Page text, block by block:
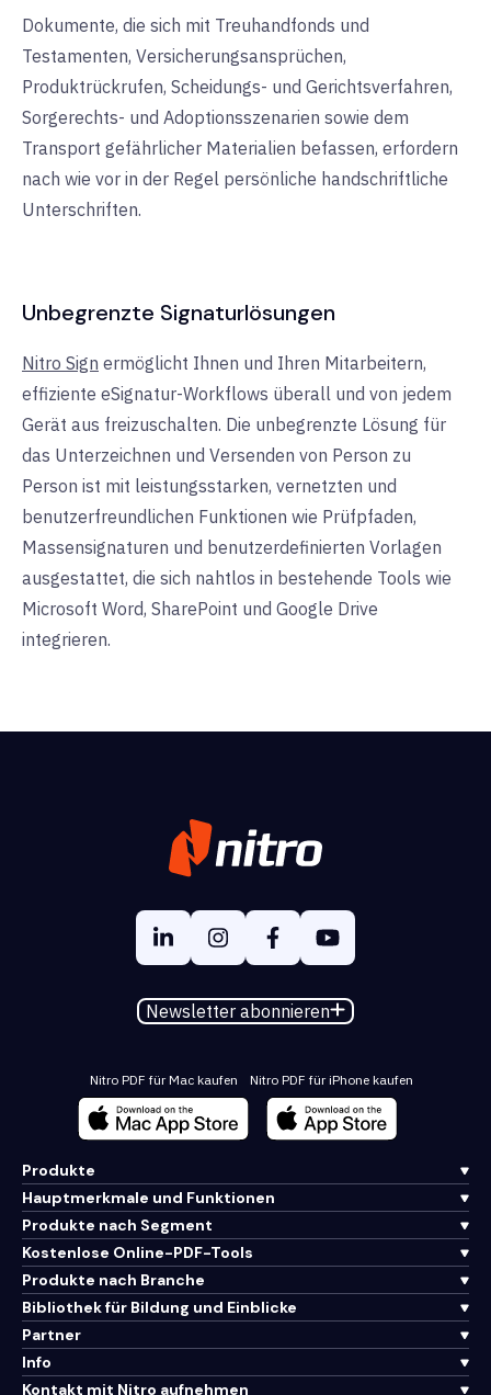
Dokumente, die sich mit Treuhandfonds und
Testamenten, Versicherungsansprüchen,
Produktrückrufen, Scheidungs- und Gerichtsverfahren,
Sorgerechts- und Adoptionsszenarien sowie dem
Transport gefährlicher Materialien befassen, erfordern
nach wie vor in der Regel persönliche handschriftliche
Unterschriften.
Unbegrenzte Signaturlösungen
Nitro Sign ermöglicht Ihnen und Ihren Mitarbeitern,
effiziente eSignatur-Workflows überall und von jedem
Gerät aus freizuschalten. Die unbegrenzte Lösung für
das Unterzeichnen und Versenden von Person zu
Person ist mit leistungsstarken, vernetzten und
benutzerfreundlichen Funktionen wie Prüfpfaden,
Massensignaturen und benutzerdefinierten Vorlagen
ausgestattet, die sich nahtlos in bestehende Tools wie
Microsoft Word, SharePoint und Google Drive
integrieren.
Newsletter abonnieren
Nitro PDF für Mac kaufen Nitro PDF für iPhone kaufen
Produkte
Hauptmerkmale und Funktionen
Produkte nach Segment
Kostenlose Online-PDF-Tools
Produkte nach Branche
Bibliothek für Bildung und Einblicke
Partner
Info
Kontakt mit Nitro aufnehmen